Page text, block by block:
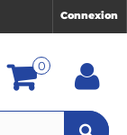
Connexion
0